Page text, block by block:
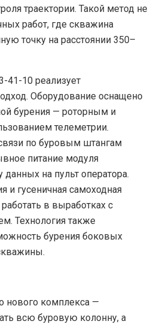
траектории. Такой метод не
работ, где скважина
точку на расстоянии 350–
41-10 реализует
Оборудование оснащено
бурения — роторным и
телеметрии.
по буровым штангам
питание модуля
данных на пульт оператора.
и гусеничная самоходная
в выработках с
Технология также
бурения боковых
нового комплекса —
всю буровую колонну, а